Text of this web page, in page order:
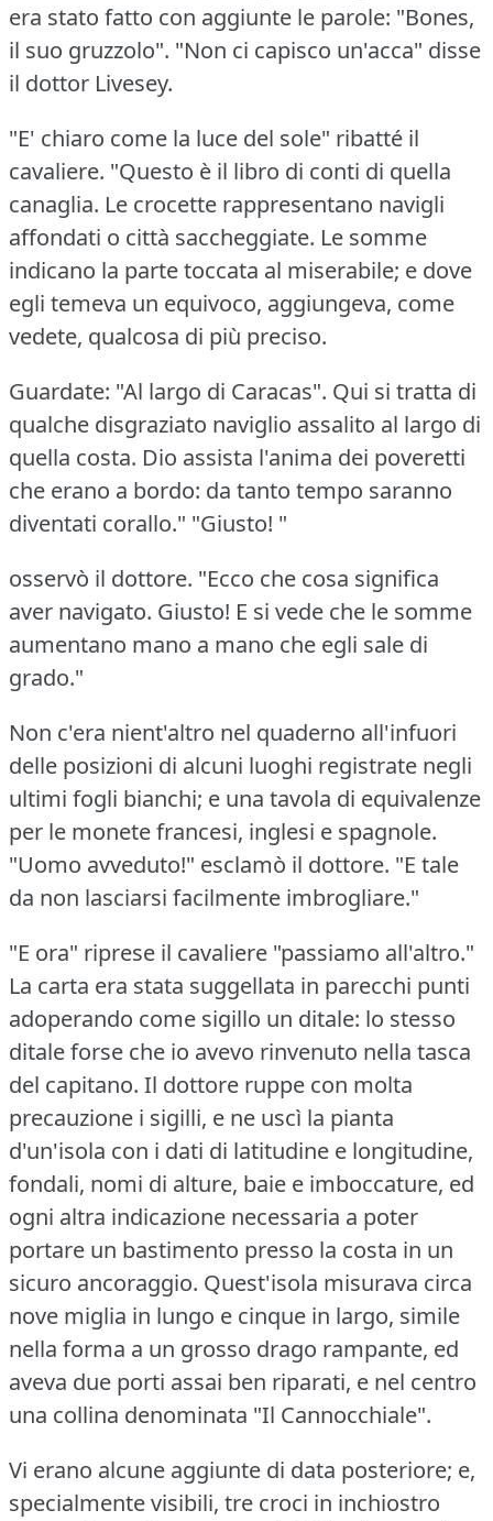
era stato fatto con aggiunte le parole: "Bones,
il suo gruzzolo". "Non ci capisco un'acca" disse
il dottor Livesey.
"E' chiaro come la luce del sole" ribatté il
cavaliere. "Questo è il libro di conti di quella
canaglia. Le crocette rappresentano navigli
affondati o città saccheggiate. Le somme
indicano la parte toccata al miserabile; e dove
egli temeva un equivoco, aggiungeva, come
vedete, qualcosa di più preciso.
Guardate: "Al largo di Caracas". Qui si tratta di
qualche disgraziato naviglio assalito al largo di
quella costa. Dio assista l'anima dei poveretti
che erano a bordo: da tanto tempo saranno
diventati corallo." "Giusto! "
osservò il dottore. "Ecco che cosa significa
aver navigato. Giusto! E si vede che le somme
aumentano mano a mano che egli sale di
grado."
Non c'era nient'altro nel quaderno all'infuori
delle posizioni di alcuni luoghi registrate negli
ultimi fogli bianchi; e una tavola di equivalenze
per le monete francesi, inglesi e spagnole.
"Uomo avveduto!" esclamò il dottore. "E tale
da non lasciarsi facilmente imbrogliare."
"E ora" riprese il cavaliere "passiamo all'altro."
La carta era stata suggellata in parecchi punti
adoperando come sigillo un ditale: lo stesso
ditale forse che io avevo rinvenuto nella tasca
del capitano. Il dottore ruppe con molta
precauzione i sigilli, e ne uscì la pianta
d'un'isola con i dati di latitudine e longitudine,
fondali, nomi di alture, baie e imboccature, ed
ogni altra indicazione necessaria a poter
portare un bastimento presso la costa in un
sicuro ancoraggio. Quest'isola misurava circa
nove miglia in lungo e cinque in largo, simile
nella forma a un grosso drago rampante, ed
aveva due porti assai ben riparati, e nel centro
una collina denominata "Il Cannocchiale".
Vi erano alcune aggiunte di data posteriore; e,
specialmente visibili, tre croci in inchiostro